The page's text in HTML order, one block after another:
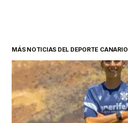
MÁS NOTICIAS DEL DEPORTE CANARIO